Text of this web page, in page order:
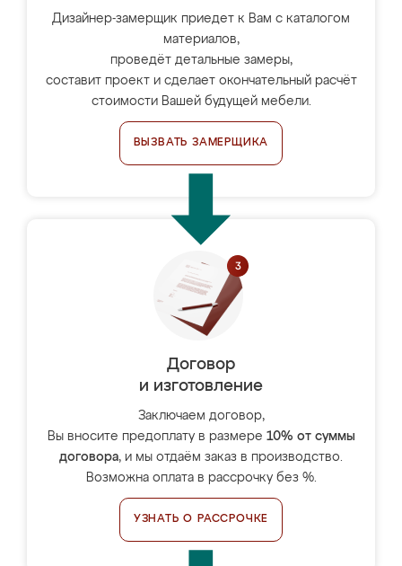
Дизайнер-замерщик приедет к Вам с каталогом
материалов,
проведёт детальные замеры,
составит проект и сделает окончательный расчёт
стоимости Вашей будущей мебели.
ВЫЗВАТЬ ЗАМЕРЩИКА
Договор
и изготовление
Заключаем договор,
Вы вносите предоплату в размере 10% от суммы
договора, и мы отдаём заказ в производство.
Возможна оплата в рассрочку без %.
УЗНАТЬ О РАССРОЧКЕ